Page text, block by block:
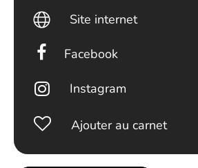
Site internet
Facebook
Instagram
Ajouter au carnet